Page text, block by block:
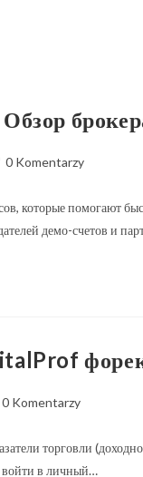
0 Komentarzy
которые помогают
демо-счетов и
0 Komentarzy
торговли
войти в личный…